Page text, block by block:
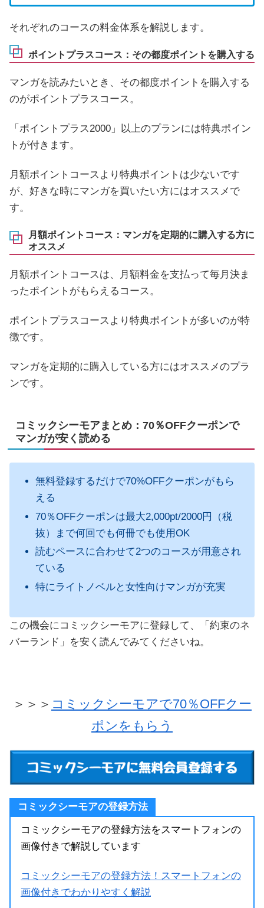
それぞれのコースの料金体系を解説します。
ポイントプラスコース：その都度ポイントを購入する
マンガを読みたいとき、その都度ポイントを購入する
のがポイントプラスコース。
「ポイントプラス2000」以上のプランには特典ポイン
トが付きます。
月額ポイントコースより特典ポイントは少ないです
が、好きな時にマンガを買いたい方にはオススメで
す。
月額ポイントコース：マンガを定期的に購入する方に
オススメ
月額ポイントコースは、月額料金を支払って毎月決ま
ったポイントがもらえるコース。
ポイントプラスコースより特典ポイントが多いのが特
徴です。
マンガを定期的に購入している方にはオススメのプラ
ンです。
コミックシーモアまとめ：70％OFFクーポンで
マンガが安く読める
無料登録するだけで70%OFFクーポンがもら
える
70％OFFクーポンは最大2,000pt/2000円（税
抜）まで何回でも何冊でも使用OK
読むペースに合わせて2つのコースが用意され
ている
特にライトノベルと女性向けマンガが充実
この機会にコミックシーモアに登録して、「約束のネ
バーランド」を安く読んでみてくださいね。
＞＞＞ コミックシーモアで70％OFFクー
ポンをもらう
コミックシーモアの登録方法
コミックシーモアの登録方法をスマートフォンの
画像付きで解説しています
コミックシーモアの登録方法！スマートフォンの
画像付きでわかりやすく解説